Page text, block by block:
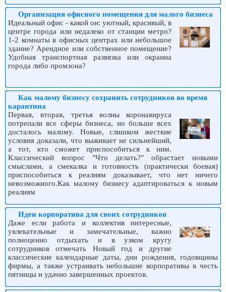
Организация офисного помещения для малого бизнеса
Идеальный офис - какой он: уютный, красивый, в
центре города или недалеко от станции метро?
1-2 комнаты в офисных центрах или небольшое
здание? Арендное или собственное помещение?
Удобная транспортная развязка или окраина
города либо промзона?
Как малому бизнесу сохранить сотрудников во время
карантина
Первая, вторая, третья волны коронавируса
потрепали все сферы бизнеса, но больше всех
досталось малому. Новые, слишком жесткие
условия доказали, что выживает не сильнейший,
а тот, кто сможет приспособиться к ним.
Классический вопрос "Что делать?" обрастает новыми
смыслами, а смекалка и готовность (практически боевая)
приспособиться к реалиям доказывает, что нет ничего
невозможного.Как малому бизнесу адаптироваться к новым
реалиям
Идеи корпоратива для своих сотрудников
Даже если работа и коллектив интересные,
увлекательные и замечательные, важно
полноценно отдыхать и в узком кругу
сотрудников отмечать Новый год и другие
классические календарные даты, дни рождения, годовщины
фирмы, а также устраивать небольшие корпоративы в честь
пятницы и удачно завершенных проектов.